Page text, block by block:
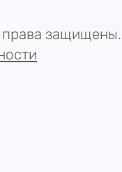
защищены.